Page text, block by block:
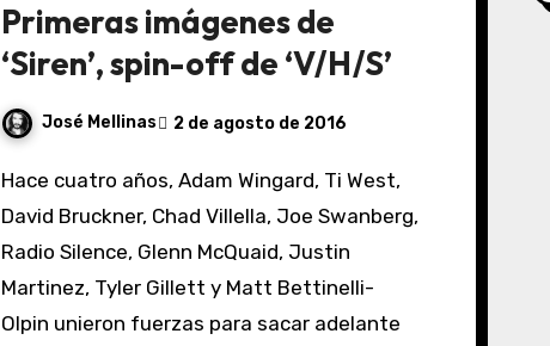
Primeras imágenes de
‘Siren’, spin-off de ‘V/H/S’
José Mellinas 2 de agosto de 2016
Hace cuatro años, Adam Wingard, Ti West,
David Bruckner, Chad Villella, Joe Swanberg,
Radio Silence, Glenn McQuaid, Justin
Martinez, Tyler Gillett y Matt Bettinelli-
Olpin unieron fuerzas para sacar adelante